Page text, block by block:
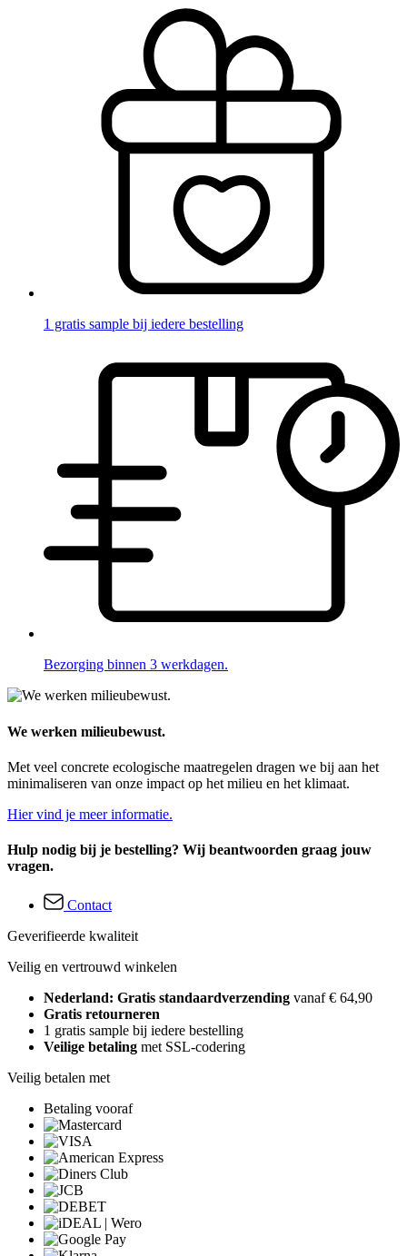
1 gratis sample bij iedere bestelling
Bezorging binnen 3 werkdagen.
We werken milieubewust.
Met veel concrete ecologische maatregelen dragen we bij aan het
minimaliseren van onze impact op het milieu en het klimaat.
Hier vind je meer informatie.
Hulp nodig bij je bestelling? Wij beantwoorden graag jouw
vragen.
Contact
Geverifieerde kwaliteit
Veilig en vertrouwd winkelen
Nederland: Gratis standaardverzending vanaf € 64,90
Gratis retourneren
1 gratis sample bij iedere bestelling
Veilige betaling met SSL-codering
Veilig betalen met
Betaling vooraf